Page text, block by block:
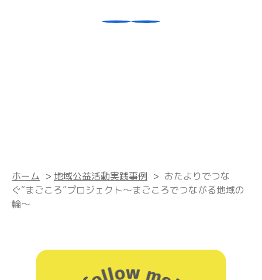
ホーム > 地域公益活動実践事例 > おたよりでつな
ぐ“まごころ”プロジェクト～まごころでつながる地域の
輪～